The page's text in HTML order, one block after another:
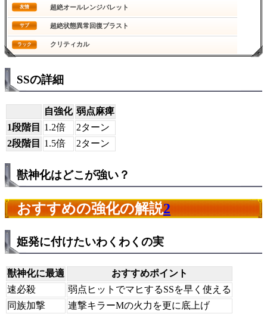
友情 超絶オールレンジバレット
サブ 超絶状態異常回復ブラスト
ラック クリティカル
SSの詳細
自強化 弱点麻痺
1段階目
1.2倍
2ターン
2段階目
1.5倍 2ターン
獣神化はどこが強い？
おすすめの強化の解説2
姫発に付けたいわくわくの実
獣神化に最適
おすすめポイント
速必殺
弱点ヒットでマヒするSSを早く使える
同族加撃
連撃キラーMの火力を更に底上げ